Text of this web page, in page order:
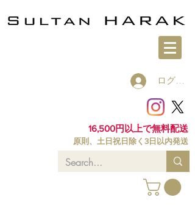
ログイン
16,500円以上で無料配送
原則、土日祝日除く3日以内発送